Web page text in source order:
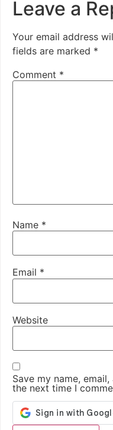
Leave a
Your email address
fields are marked *
Comment *
Name *
Email *
Website
Save my name,
the next time I